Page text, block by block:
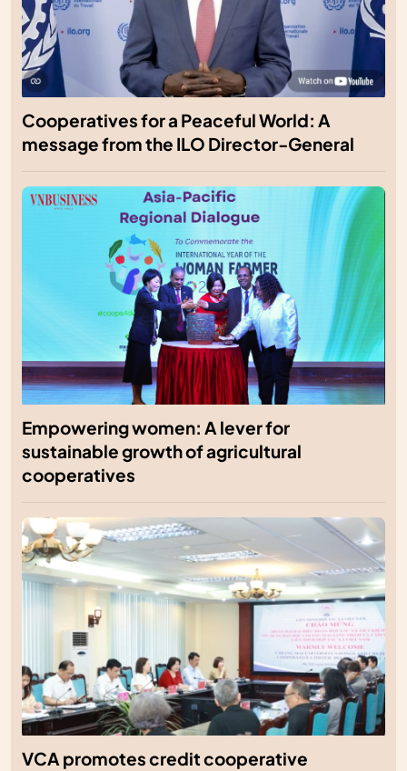
Cooperatives for a Peaceful World: A
message from the ILO Director-General
Empowering women: A lever for
sustainable growth of agricultural
cooperatives
VCA promotes credit cooperative